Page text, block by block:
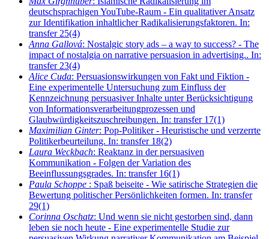
deutschsprachigen YouTube-Raum - Ein qualitativer Ansatz
zur Identifikation inhaltlicher Radikalisierungsfaktoren. In:
transfer 25(4)
Anna Gallová: Nostalgic story ads – a way to success? - The
impact of nostalgia on narrative persuasion in advertising.. In:
transfer 23(4)
Alice Cuda: Persuasionswirkungen von Fakt und Fiktion -
Eine experimentelle Untersuchung zum Einfluss der
Kennzeichnung persuasiver Inhalte unter Berücksichtigung
von Informationsverarbeitungprozessen und
Glaubwürdigkeitszuschreibungen. In: transfer 17(1)
Maximilian Ginter: Pop-Politiker - Heuristische und verzerrte
Politikerbeurteilung. In: transfer 18(2)
Laura Weckbach: Reaktanz in der persuasiven
Kommunikation - Folgen der Variation des
Beeinflussungsgrades. In: transfer 16(1)
Paula Schoppe : Spaß beiseite - Wie satirische Strategien die
Bewertung politischer Persönlichkeiten formen. In: transfer
29(1)
Corinna Oschatz: Und wenn sie nicht gestorben sind, dann
leben sie noch heute - Eine experimentelle Studie zur